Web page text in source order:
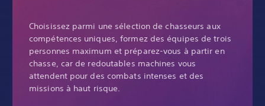
Choisissez parmi une sélection de chasseurs aux
compétences uniques, formez des équipes de trois
personnes maximum et préparez-vous à partir en
chasse, car de redoutables machines vous
attendent pour des combats intenses et des
missions à haut risque.